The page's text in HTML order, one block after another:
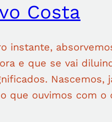
Costa
instante,
e que se vai
Nascemos,
que ouvimos com o